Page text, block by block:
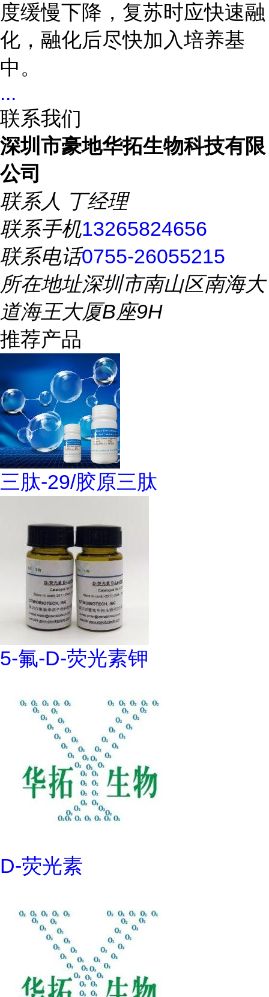
度缓慢下降，复苏时应快速融
化，融化后尽快加入培养基
中。
...
联系我们
深圳市豪地华拓生物科技有限
公司
联系人 丁经理
联系手机13265824656
联系电话0755-26055215
所在地址深圳市南山区南海大
道海王大厦B座9H
推荐产品
三肽-29/胶原三肽
5-氟-D-荧光素钾
D-荧光素